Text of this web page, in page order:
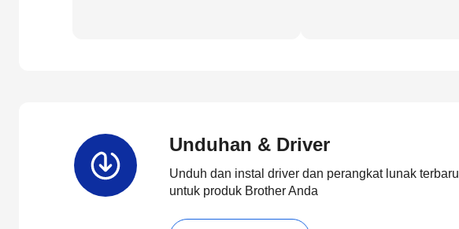
Unduhan & Driver
Unduh dan instal driver dan perangkat lunak terbaru
untuk produk Brother Anda